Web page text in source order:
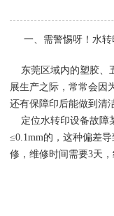
一、需警惕呀！水转
东莞区域内的塑胶、
展生产之际，常常会因
还有保障印后能做到清
定位水转印设备故障
≤0.1mm的，这种偏差
修，维修时间需要3天